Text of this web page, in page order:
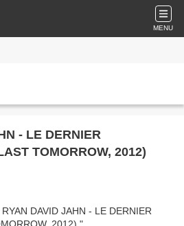
MENU
- LE DERNIER
TOMORROW, 2012)